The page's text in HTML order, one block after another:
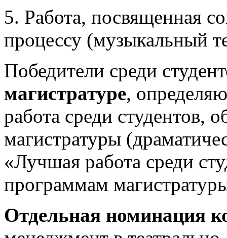
5. Работа, посвященная
процессу (музыкальный
Победители среди
магистратуре,
работа среди
магистратуры
«Лучшая работа среди
программам
Отдельная номинация